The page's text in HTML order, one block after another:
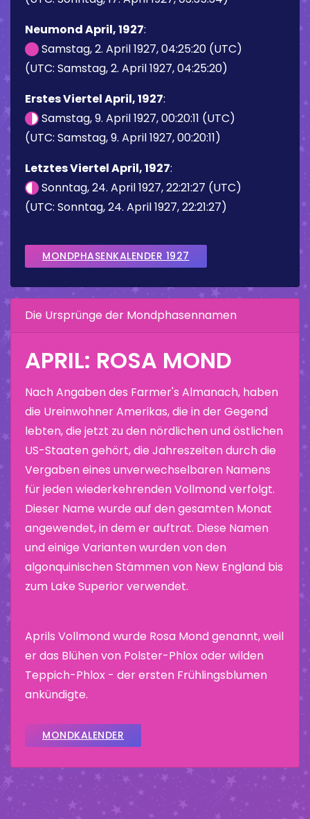
Neumond April, 1927:
Samstag, 2. April 1927, 04:25:20 (UTC)
(UTC: Samstag, 2. April 1927, 04:25:20)
Erstes Viertel April, 1927:
Samstag, 9. April 1927, 00:20:11 (UTC)
(UTC: Samstag, 9. April 1927, 00:20:11)
Letztes Viertel April, 1927:
Sonntag, 24. April 1927, 22:21:27 (UTC)
(UTC: Sonntag, 24. April 1927, 22:21:27)
MONDPHASENKALENDER 1927
Die Ursprünge der Mondphasennamen
APRIL: ROSA MOND
Nach Angaben des Farmer's Almanach, haben
die Ureinwohner Amerikas, die in der Gegend
lebten, die jetzt zu den nördlichen und östlichen
US-Staaten gehört, die Jahreszeiten durch die
Vergaben eines unverwechselbaren Namens
für jeden wiederkehrenden Vollmond verfolgt.
Dieser Name wurde auf den gesamten Monat
angewendet, in dem er auftrat. Diese Namen
und einige Varianten wurden von den
algonquinischen Stämmen von New England bis
zum Lake Superior verwendet.
Aprils Vollmond wurde Rosa Mond genannt, weil
er das Blühen von Polster-Phlox oder wilden
Teppich-Phlox - der ersten Frühlingsblumen
ankündigte.
MONDKALENDER